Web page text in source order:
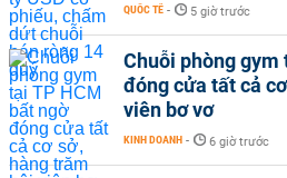
QUỐC TẾ - 5 giờ trước
Chuỗi phòng gym
đóng cửa tất cả
viên bơ vơ
KINH DOANH - 6 giờ trước